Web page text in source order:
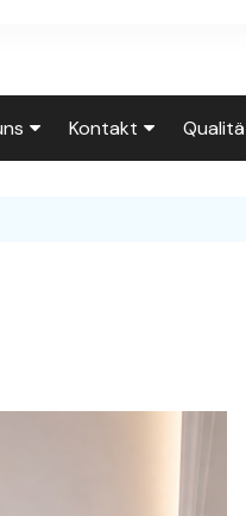
Kontakt
Impressum